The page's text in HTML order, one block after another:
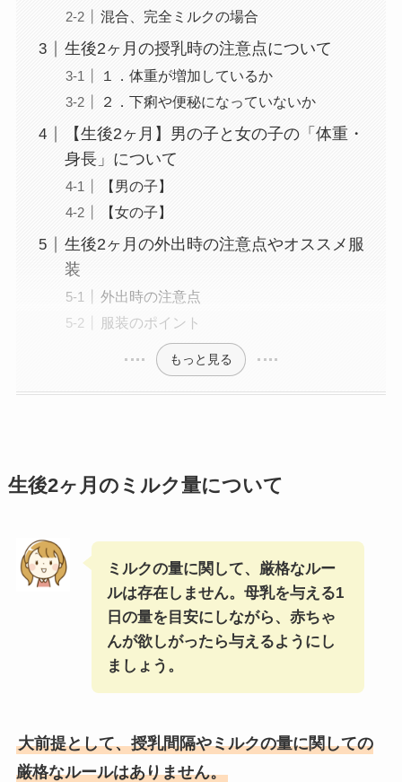
混合、完全ミルクの場合
生後2ヶ月の授乳時の注意点について
１．体重が増加しているか
２．下痢や便秘になっていないか
【生後2ヶ月】男の子と女の子の「体重・
身長」について
【男の子】
【女の子】
生後2ヶ月の外出時の注意点やオススメ服
装
外出時の注意点
服装のポイント
もっと見る
生後2ヶ月のミルク量について
ミルクの量に関して、厳格なルー
ルは存在しません。母乳を与える1
日の量を目安にしながら、赤ちゃ
んが欲しがったら与えるようにし
ましょう。
大前提として、授乳間隔やミルクの量に関しての
厳格なルールはありません。